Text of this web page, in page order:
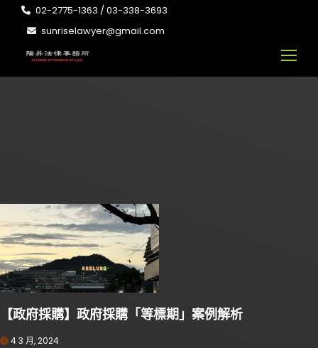
02-2775-1363 / 03-338-3693
sunriselawyer@gmail.com
【政府採購】政府採購「等標期」案例解析
4 3 月, 2024